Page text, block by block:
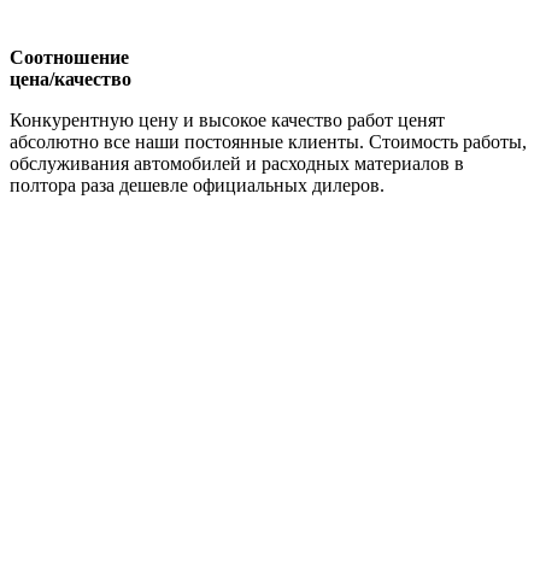
Соотношение
цена/качество
Конкурентную цену и высокое качество работ ценят
абсолютно все наши постоянные клиенты. Стоимость работы,
обслуживания автомобилей и расходных материалов в
полтора раза дешевле официальных дилеров.